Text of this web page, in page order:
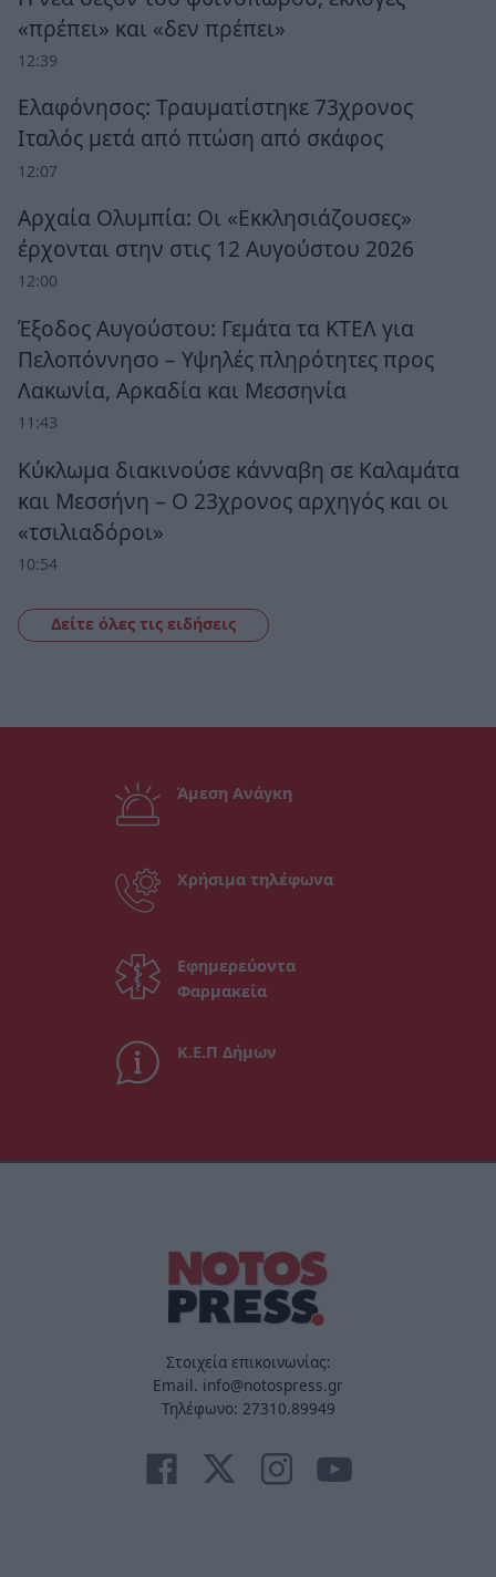
«πρέπει» και «δεν πρέπει»
12:39
Ελαφόνησος: Τραυματίστηκε 73χρονος
Ιταλός μετά από πτώση από σκάφος
12:07
Αρχαία Ολυμπία: Οι «Εκκλησιάζουσες»
έρχονται στην στις 12 Αυγούστου 2026
12:00
Έξοδος Αυγούστου: Γεμάτα τα ΚΤΕΛ για
Πελοπόννησο – Υψηλές πληρότητες προς
Λακωνία, Αρκαδία και Μεσσηνία
11:43
Κύκλωμα διακινούσε κάνναβη σε Καλαμάτα
και Μεσσήνη – Ο 23χρονος αρχηγός και οι
«τσιλιαδόροι»
10:54
Δείτε όλες τις ειδήσεις
Άμεση Ανάγκη
Χρήσιμα τηλέφωνα
Εφημερεύοντα
Φαρμακεία
Κ.Ε.Π Δήμων
Στοιχεία επικοινωνίας:
Email. info@notospress.gr
Τηλέφωνο: 27310.89949